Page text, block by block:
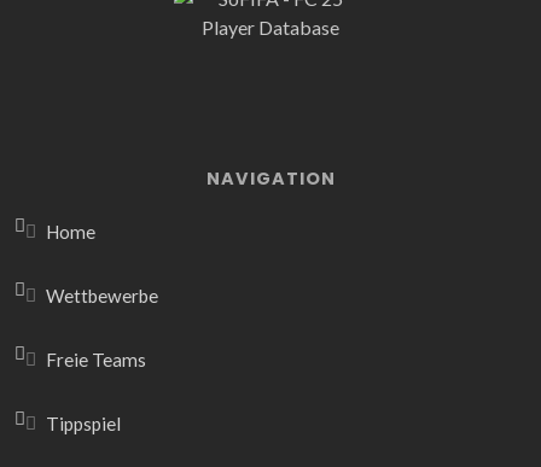
NAVIGATION
Home
Wettbewerbe
Freie Teams
Tippspiel